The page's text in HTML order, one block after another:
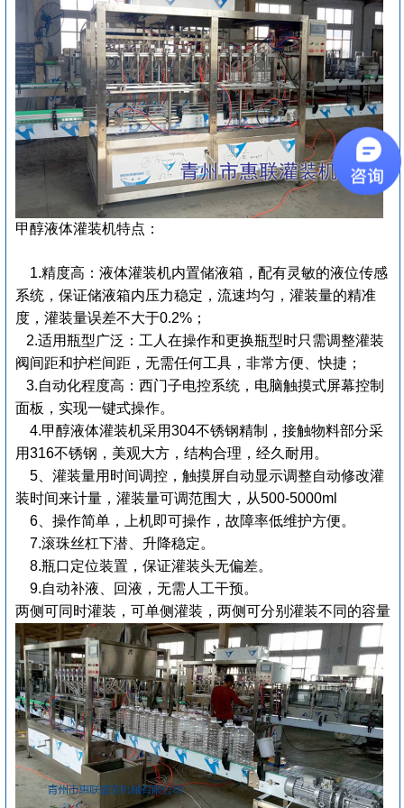
甲醇液体灌装机特点：
1.精度高：液体灌装机内置储液箱，配有灵敏的液位传感
系统，保证储液箱内压力稳定，流速均匀，灌装量的精准
度，灌装量误差不大于0.2%；
2.适用瓶型广泛：工人在操作和更换瓶型时只需调整灌装
阀间距和护栏间距，无需任何工具，非常方便、快捷；
3.自动化程度高：西门子电控系统，电脑触摸式屏幕控制
面板，实现一键式操作。
4.甲醇液体灌装机采用304不锈钢精制，接触物料部分采
用316不锈钢，美观大方，结构合理，经久耐用。
5、灌装量用时间调控，触摸屏自动显示调整自动修改灌
装时间来计量，灌装量可调范围大，从500-5000ml
6、操作简单，上机即可操作，故障率低维护方便。
7.滚珠丝杠下潜、升降稳定。
8.瓶口定位装置，保证灌装头无偏差。
9.自动补液、回液，无需人工干预。
两侧可同时灌装，可单侧灌装，两侧可分别灌装不同的容量